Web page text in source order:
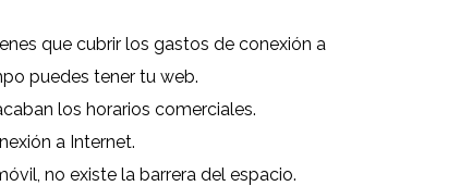
que cubrir los gastos de conexión a
puedes tener tu web.
los horarios comerciales.
a Internet.
no existe la barrera del espacio.